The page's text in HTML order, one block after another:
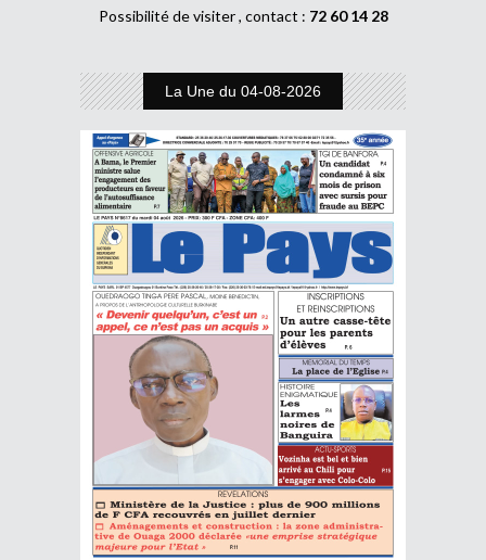
Possibilité de visiter , contact : 72 60 14 28
La Une du 04-08-2026